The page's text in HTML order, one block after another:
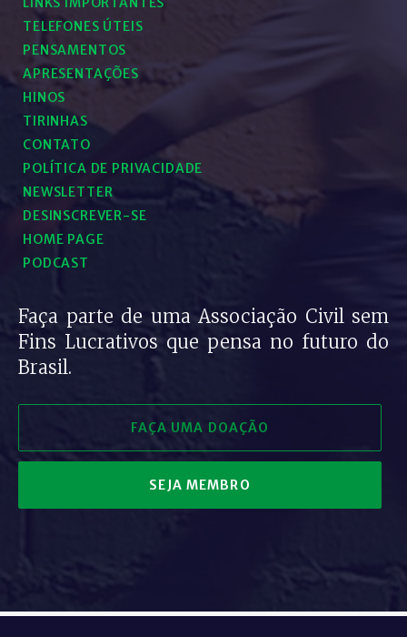
TELEFONES ÚTEIS
PENSAMENTOS
APRESENTAÇÕES
HINOS
TIRINHAS
CONTATO
POLÍTICA DE PRIVACIDADE
NEWSLETTER
DESINSCREVER-SE
HOME PAGE
PODCAST
Faça parte de uma Associação Civil sem
Fins Lucrativos que pensa no futuro do
Brasil.
FAÇA UMA DOAÇÃO
SEJA MEMBRO